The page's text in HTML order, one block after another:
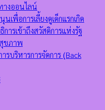
างออนไลน์
นเพื่อการเลี้ยงดูเด็กแรกเกิด
ารเข้าถึงสวัสดิการแห่งรัฐ
ขภาพ
รบริหารการจัดการ (ฺBack